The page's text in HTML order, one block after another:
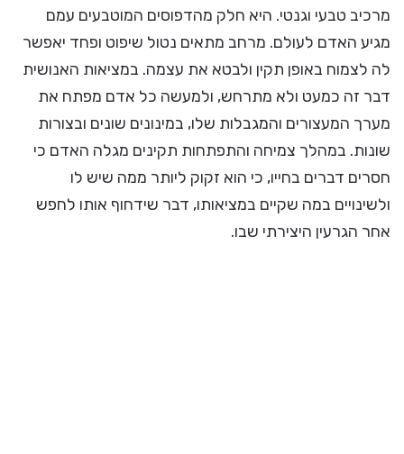
מרכיב טבעי וגנטי. היא חלק מהדפוסים המוטבעים עמם
מגיע האדם לעולם. מרחב מתאים נטול שיפוט ופחד יאפשר
לה לצמוח באופן תקין ולבטא את עצמה. במציאות האנושית
דבר זה כמעט ולא מתרחש, ולמעשה כל אדם מפתח את
מערך המעצורים והמגבלות שלו, במינונים שונים ובצורות
שונות. במהלך צמיחה והתפתחות תקינים מגלה האדם כי
חסרים דברים בחייו, כי הוא זקוק ליותר ממה שיש לו
ולשינויים במה שקיים במציאותו, דבר שידחוף אותו לחפש
אחר הגרעין היצירתי שבו.